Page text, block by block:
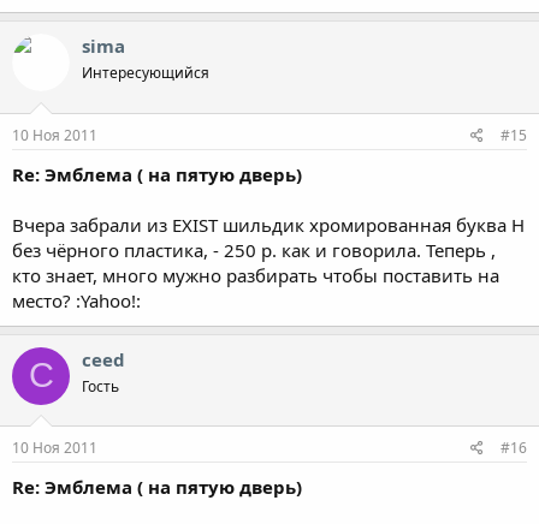
sima
Интересующийся
10 Ноя 2011 #15
Re: Эмблема ( на пятую дверь)
Вчера забрали из EXIST шильдик хромированная буква H
без чёрного пластика, - 250 р. как и говорила. Теперь ,
кто знает, много мужно разбирать чтобы поставить на
место? :Yahoo!:
C ceed
Гость
10 Ноя 2011 #16
Re: Эмблема ( на пятую дверь)